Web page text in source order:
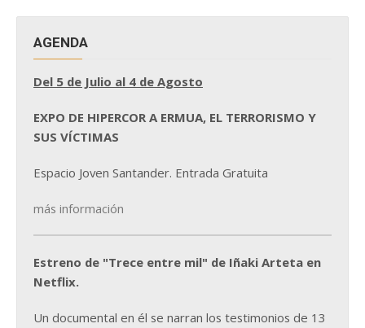
AGENDA
Del 5 de Julio al 4 de Agosto
EXPO DE HIPERCOR A ERMUA, EL TERRORISMO Y
SUS VÍCTIMAS
Espacio Joven Santander. Entrada Gratuita
más información
Estreno de "Trece entre mil" de Iñaki Arteta en
Netflix.
Un documental en él se narran los testimonios de 13